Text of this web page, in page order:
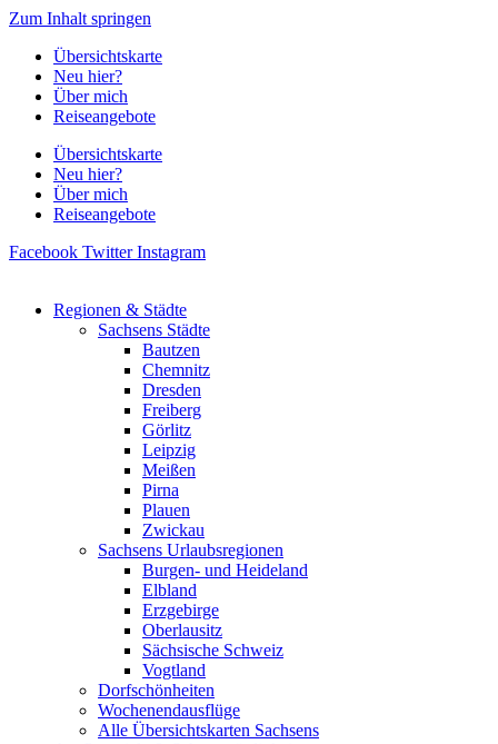
Zum Inhalt springen
Übersichtskarte
Neu hier?
Über mich
Reiseangebote
Übersichtskarte
Neu hier?
Über mich
Reiseangebote
Facebook Twitter Instagram
Regionen & Städte
Sachsens Städte
Bautzen
Chemnitz
Dresden
Freiberg
Görlitz
Leipzig
Meißen
Pirna
Plauen
Zwickau
Sachsens Urlaubsregionen
Burgen- und Heideland
Elbland
Erzgebirge
Oberlausitz
Sächsische Schweiz
Vogtland
Dorfschönheiten
Wochenendausflüge
Alle Übersichtskarten Sachsens